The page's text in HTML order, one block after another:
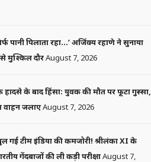
पानी पिलाता रहा…’ अजिंक्य रहाणे ने सुनाया
मुश्किल दौरAugust 7, 2026
हादसे के बाद हिंसा: युवक की मौत पर फूटा गुस्सा,
जलाएAugust 7, 2026
गई टीम इंडिया की कमजोरी! श्रीलंका XI के
गेंदबाजों की ली कड़ी परीक्षाAugust 7,